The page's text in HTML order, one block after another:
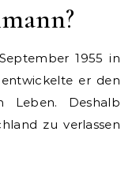
1955 in
er den
Leben. Deshalb
zu verlassen